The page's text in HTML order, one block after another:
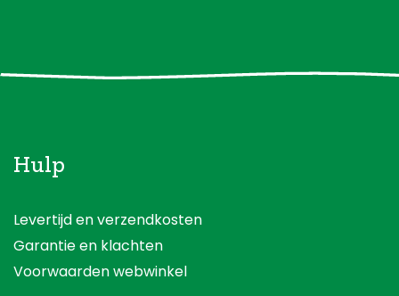
Hulp
Levertijd en verzendkosten
Garantie en klachten
Voorwaarden webwinkel